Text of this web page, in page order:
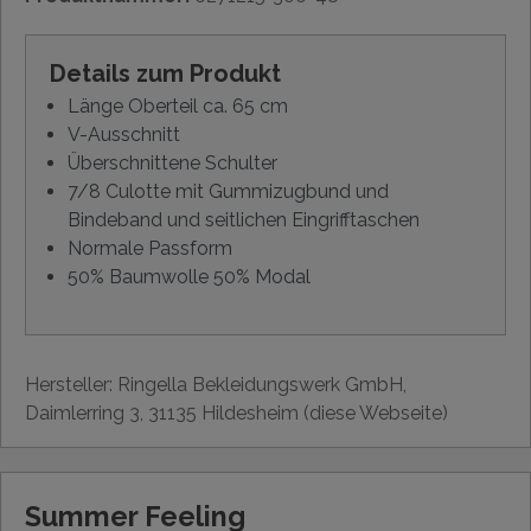
Details zum Produkt
Länge Oberteil ca. 65 cm
V-Ausschnitt
Überschnittene Schulter
7/8 Culotte mit Gummizugbund und
Bindeband und seitlichen Eingrifftaschen
Normale Passform
50% Baumwolle 50% Modal
Hersteller: Ringella Bekleidungswerk GmbH,
Daimlerring 3, 31135 Hildesheim (diese Webseite)
Summer Feeling